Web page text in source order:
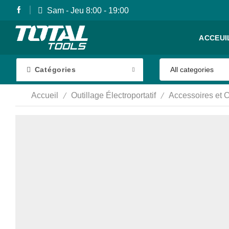
Sam - Jeu 8:00 - 19:00
Catégories
Accueil / Outillage Électroportatif / Accessoires et